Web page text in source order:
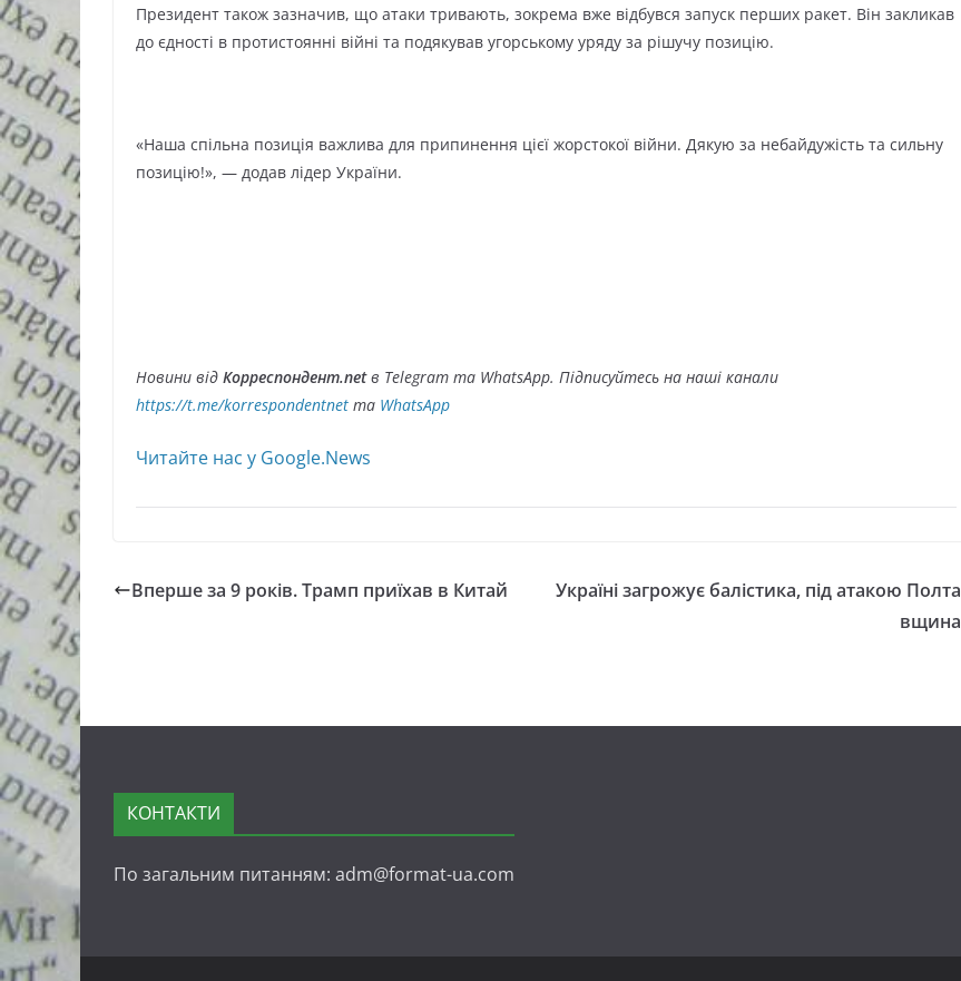
Президент також зазначив, що атаки тривають, зокрема вже відбувся запуск перших ракет. Він закликав
до єдності в протистоянні війні та подякував угорському уряду за рішучу позицію.
«Наша спільна позиція важлива для припинення цієї жорстокої війни. Дякую за небайдужість та сильну
позицію!», — додав лідер України.
Новини від Корреспондент.netв Telegram та WhatsApp. Підписуйтесь на наші канали
https://t.me/korrespondentnet та WhatsApp
Читайте нас у Google.News
Вперше за 9 років. Трамп приїхав в Китай
Україні загрожує балістика, під атакою Полта
вщина
КОНТАКТИ
По загальним питанням: adm@format-ua.com